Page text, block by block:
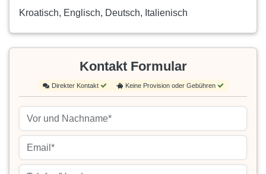
Kroatisch, Englisch, Deutsch, Italienisch
Kontakt Formular
Direkter Kontakt Keine Provision oder Gebühren